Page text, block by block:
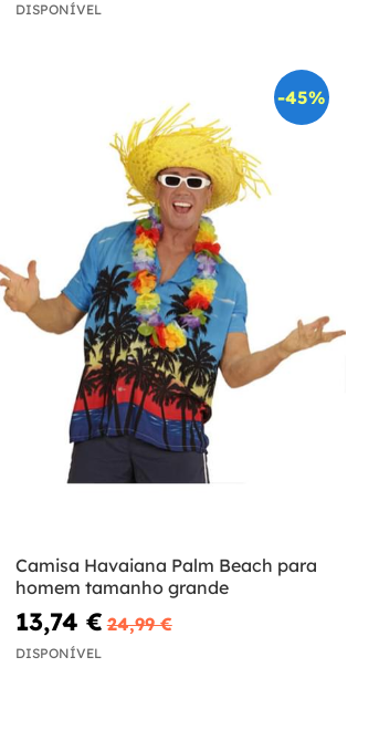
DISPONÍVEL
-45%
Camisa Havaiana Palm Beach para
homem tamanho grande
13,74 € 24,99 €
DISPONÍVEL